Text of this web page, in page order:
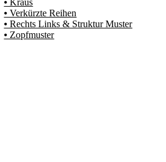
⦁ Kraus
⦁ Verkürzte Reihen
⦁ Rechts Links & Struktur Muster
⦁ Zopfmuster